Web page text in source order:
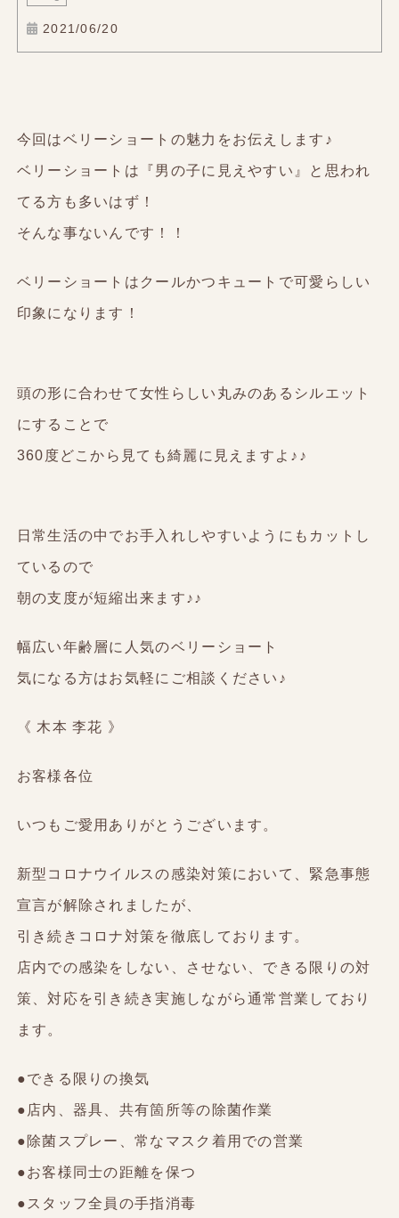
2021/06/20
今回はベリーショートの魅力をお伝えします♪
ベリーショートは『男の子に見えやすい』と思われ
てる方も多いはず！
そんな事ないんです！！
ベリーショートはクールかつキュートで可愛らしい
印象になります！
頭の形に合わせて女性らしい丸みのあるシルエット
にすることで
360度どこから見ても綺麗に見えますよ♪♪
日常生活の中でお手入れしやすいようにもカットし
ているので
朝の支度が短縮出来ます♪♪
幅広い年齢層に人気のベリーショート
気になる方はお気軽にご相談ください♪
《 木本 李花 》
お客様各位
いつもご愛用ありがとうございます。
新型コロナウイルスの感染対策において、緊急事態
宣言が解除されましたが、
引き続きコロナ対策を徹底しております。
店内での感染をしない、させない、できる限りの対
策、対応を引き続き実施しながら通常営業しており
ます。
●できる限りの換気
●店内、器具、共有箇所等の除菌作業
●除菌スプレー、常なマスク着用での営業
●お客様同士の距離を保つ
●スタッフ全員の手指消毒